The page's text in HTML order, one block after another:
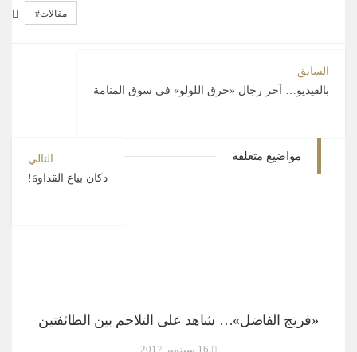
مقالات
السابق
بالفيديو… آخر رجال «خرق اللولو» في سوق المنامة
التالي
دكان بياع القداوهَ!
مواضيع متعلقة
«فريج الفاضل»… شاهد على التلاحم بين الطائفتين